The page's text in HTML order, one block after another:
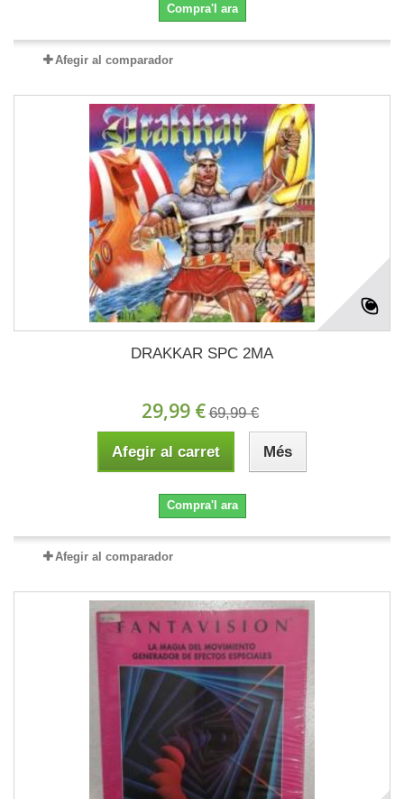
Compra'l ara
Afegir al comparador
DRAKKAR SPC 2MA
29,99 € 69,99 €
Afegir al carret Més
Compra'l ara
Afegir al comparador